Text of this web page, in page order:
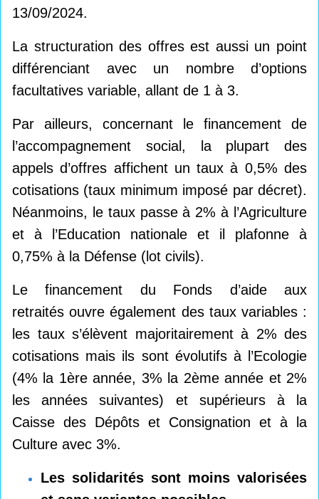
13/09/2024.
La structuration des offres est aussi un point
différenciant avec un nombre d’options
facultatives variable, allant de 1 à 3.
Par ailleurs, concernant le financement de
l’accompagnement social, la plupart des
appels d’offres affichent un taux à 0,5% des
cotisations (taux minimum imposé par décret).
Néanmoins, le taux passe à 2% à l’Agriculture
et à l’Education nationale et il plafonne à
0,75% à la Défense (lot civils).
Le financement du Fonds d’aide aux
retraités ouvre également des taux variables :
les taux s’élèvent majoritairement à 2% des
cotisations mais ils sont évolutifs à l’Ecologie
(4% la 1ère année, 3% la 2ème année et 2%
les années suivantes) et supérieurs à la
Caisse des Dépôts et Consignation et à la
Culture avec 3%.
Les solidarités sont moins valorisées